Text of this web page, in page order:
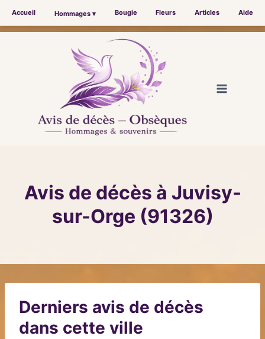
Accueil Hommages ▾ Bougie Fleurs Articles Aide
Avis de décès à Juvisy-
sur-Orge (91326)
Derniers avis de décès
dans cette ville